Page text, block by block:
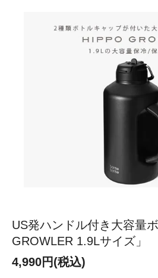
US発ハンドル付き大容量
GROWLER 1.9Lサイズ」
4,990円(税込)